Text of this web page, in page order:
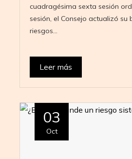
cuadragésima sexta sesión
sesión, el Consejo actualizó su
riesgos…
Leer más
03
Oct